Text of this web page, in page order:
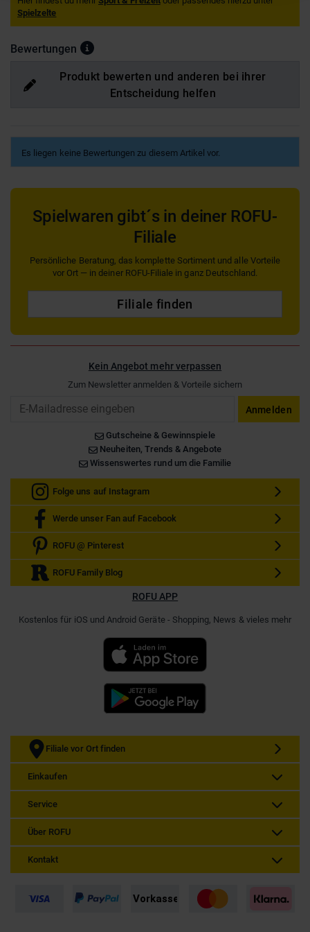
Spielzelte
Bewertungen
Produkt bewerten und anderen bei ihrer
Entscheidung helfen
Es liegen keine Bewertungen zu diesem Artikel vor.
Spielwaren gibt´s in deiner ROFU-
Filiale
Persönliche Beratung, das komplette Sortiment und alle Vorteile
vor Ort — in deiner ROFU-Filiale in ganz Deutschland.
Filiale finden
Kein Angebot mehr verpassen
Zum Newsletter anmelden & Vorteile sichern
Anmelden
Gutscheine & Gewinnspiele
Neuheiten, Trends & Angebote
Wissenswertes rund um die Familie
Folge uns auf Instagram
Werde unser Fan auf Facebook
ROFU @ Pinterest
ROFU Family Blog
ROFU APP
Kostenlos für iOS und Android Geräte - Shopping, News & vieles mehr
Filiale vor Ort finden
Einkaufen
Service
Über ROFU
Kontakt